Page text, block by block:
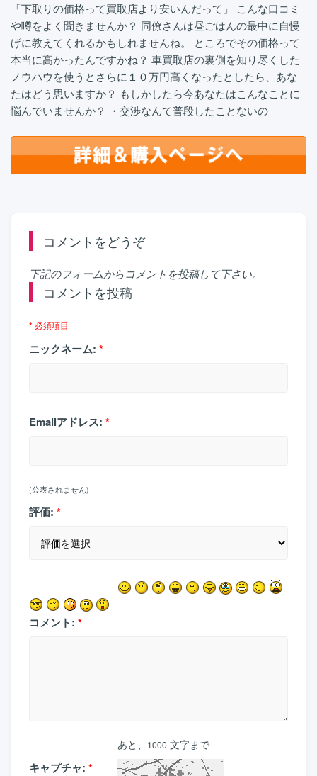
「下取りの価格って買取店より安いんだって」 こんな口コミ
や噂をよく聞きませんか？ 同僚さんは昼ごはんの最中に自慢
げに教えてくれるかもしれませんね。 ところでその価格って
本当に高かったんですかね？ 車買取店の裏側を知り尽くした
ノウハウを使うとさらに１０万円高くなったとしたら、あな
たはどう思いますか？ もしかしたら今あなたはこんなことに
悩んでいませんか？ ・交渉なんて普段したことないの
コメントをどうぞ
下記のフォームからコメントを投稿して下さい。
コメントを投稿
* 必須項目
ニックネーム: *
Emailアドレス: *
(公表されません)
評価: *
コメント: *
あと、 1000 文字まで
キャプチャ: *